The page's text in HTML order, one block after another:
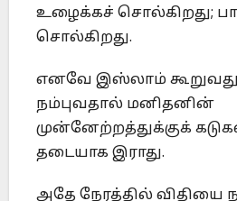
உழைக்கச் சொல்கிறது;
சொல்கிறது.
எனவே இஸ்லாம்
நம்புவதால் மனிதனின்
முன்னேற்றத்துக்குக்
தடையாக இராது.
அதே நேரத்தில் விதியை